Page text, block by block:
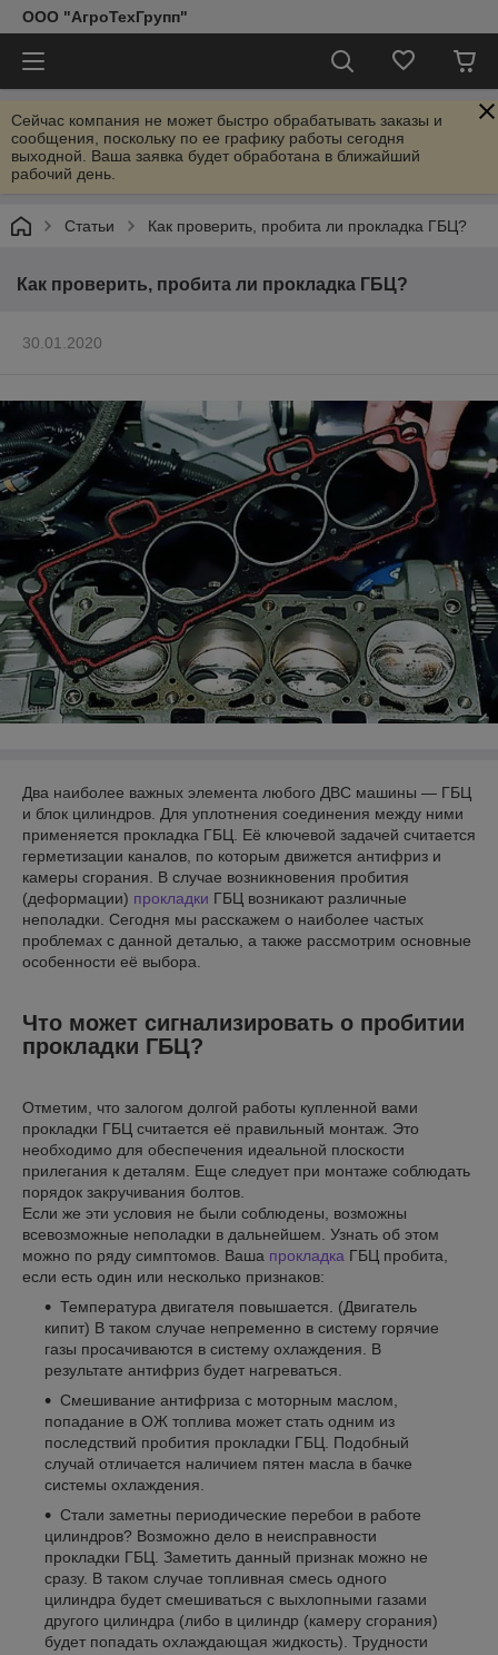
ООО "АгроТехГрупп"
Сейчас компания не может быстро обрабатывать заказы и
сообщения, поскольку по ее графику работы сегодня
выходной. Ваша заявка будет обработана в ближайший
рабочий день.
Статьи Как проверить, пробита ли прокладка ГБЦ?
Как проверить, пробита ли прокладка ГБЦ?
30.01.2020
Два наиболее важных элемента любого ДВС машины — ГБЦ
и блок цилиндров. Для уплотнения соединения между ними
применяется прокладка ГБЦ. Её ключевой задачей считается
герметизации каналов, по которым движется антифриз и
камеры сгорания. В случае возникновения пробития
(деформации) прокладки ГБЦ возникают различные
неполадки. Сегодня мы расскажем о наиболее частых
проблемах с данной деталью, а также рассмотрим основные
особенности её выбора.
Что может сигнализировать о пробитии
прокладки ГБЦ?
Отметим, что залогом долгой работы купленной вами
прокладки ГБЦ считается её правильный монтаж. Это
необходимо для обеспечения идеальной плоскости
прилегания к деталям. Еще следует при монтаже соблюдать
порядок закручивания болтов.
Если же эти условия не были соблюдены, возможны
всевозможные неполадки в дальнейшем. Узнать об этом
можно по ряду симптомов. Ваша прокладка ГБЦ пробита,
если есть один или несколько признаков:
Температура двигателя повышается. (Двигатель
кипит) В таком случае непременно в систему горячие
газы просачиваются в систему охлаждения. В
результате антифриз будет нагреваться.
Смешивание антифриза с моторным маслом,
попадание в ОЖ топлива может стать одним из
последствий пробития прокладки ГБЦ. Подобный
случай отличается наличием пятен масла в бачке
системы охлаждения.
Стали заметны периодические перебои в работе
цилиндров? Возможно дело в неисправности
прокладки ГБЦ. Заметить данный признак можно не
сразу. В таком случае топливная смесь одного
цилиндра будет смешиваться с выхлопными газами
другого цилиндра (либо в цилиндр (камеру сгорания)
будет попадать охлаждающая жидкость). Трудности